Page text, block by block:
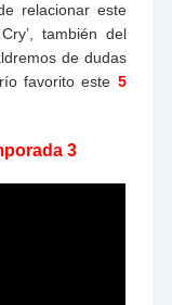
relacionar este
también del
de dudas
favorito este 5
3